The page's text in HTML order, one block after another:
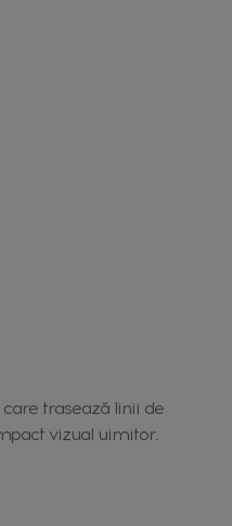
trasează linii de
vizual uimitor.